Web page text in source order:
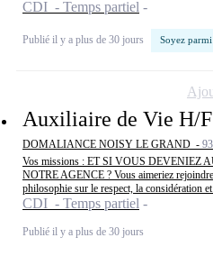
CDI - Temps partiel
Publié il y a plus de 30 jours Soyez
Auxiliaire de Vie H/F
DOMALIANCE NOISY LE GRAND -
Vos missions : ET SI VOUS DEVENIEZ
NOTRE AGENCE ? Vous aimeriez
philosophie sur le respect, la considération
CDI - Temps partiel
Publié il y a plus de 30 jours